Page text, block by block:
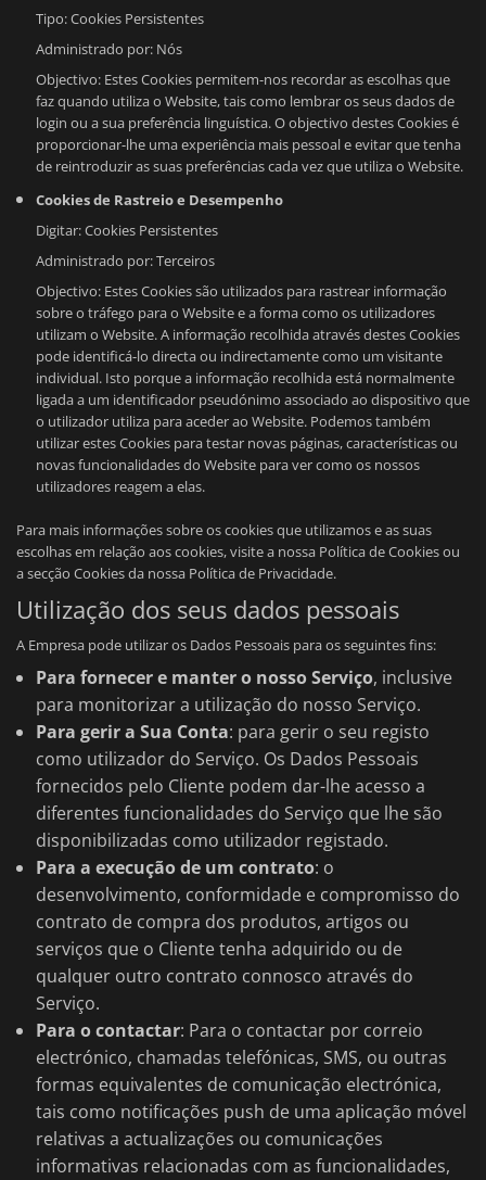
Tipo: Cookies Persistentes
Administrado por: Nós
Objectivo: Estes Cookies permitem-nos recordar as escolhas que
faz quando utiliza o Website, tais como lembrar os seus dados de
login ou a sua preferência linguística. O objectivo destes Cookies é
proporcionar-lhe uma experiência mais pessoal e evitar que tenha
de reintroduzir as suas preferências cada vez que utiliza o Website.
Cookies de Rastreio e Desempenho
Digitar: Cookies Persistentes
Administrado por: Terceiros
Objectivo: Estes Cookies são utilizados para rastrear informação
sobre o tráfego para o Website e a forma como os utilizadores
utilizam o Website. A informação recolhida através destes Cookies
pode identificá-lo directa ou indirectamente como um visitante
individual. Isto porque a informação recolhida está normalmente
ligada a um identificador pseudónimo associado ao dispositivo que
o utilizador utiliza para aceder ao Website. Podemos também
utilizar estes Cookies para testar novas páginas, características ou
novas funcionalidades do Website para ver como os nossos
utilizadores reagem a elas.
Para mais informações sobre os cookies que utilizamos e as suas
escolhas em relação aos cookies, visite a nossa Política de Cookies ou
a secção Cookies da nossa Política de Privacidade.
Utilização dos seus dados pessoais
A Empresa pode utilizar os Dados Pessoais para os seguintes fins:
Para fornecer e manter o nosso Serviço, inclusive
para monitorizar a utilização do nosso Serviço.
Para gerir a Sua Conta: para gerir o seu registo
como utilizador do Serviço. Os Dados Pessoais
fornecidos pelo Cliente podem dar-lhe acesso a
diferentes funcionalidades do Serviço que lhe são
disponibilizadas como utilizador registado.
Para a execução de um contrato: o
desenvolvimento, conformidade e compromisso do
contrato de compra dos produtos, artigos ou
serviços que o Cliente tenha adquirido ou de
qualquer outro contrato connosco através do
Serviço.
Para o contactar: Para o contactar por correio
electrónico, chamadas telefónicas, SMS, ou outras
formas equivalentes de comunicação electrónica,
tais como notificações push de uma aplicação móvel
relativas a actualizações ou comunicações
informativas relacionadas com as funcionalidades,